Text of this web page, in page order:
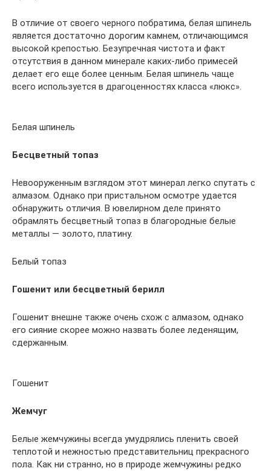
В отличие от своего черного побратима, белая шпинель
является достаточно дорогим камнем, отличающимся
высокой крепостью. Безупречная чистота и факт
отсутствия в данном минерале каких-либо примесей
делает его еще более ценным. Белая шпинель чаще
всего используется в драгоценностях класса «люкс».
Белая шпинель
Бесцветный топаз
Невооруженным взглядом этот минерал легко спутать с
алмазом. Однако при пристальном осмотре удается
обнаружить отличия. В ювелирном деле принято
обрамлять бесцветный топаз в благородные белые
металлы — золото, платину.
Белый топаз
Гошенит или бесцветный берилл
Гошенит внешне также очень схож с алмазом, однако
его сияние скорее можно назвать более леденящим,
сдержанным.
Гошенит
Жемчуг
Белые жемчужины всегда умудрялись пленить своей
теплотой и нежностью представительниц прекрасного
пола. Как ни странно, но в природе жемчужины редко